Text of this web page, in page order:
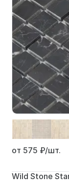
от 575 ₽/шт.
Wild Stone